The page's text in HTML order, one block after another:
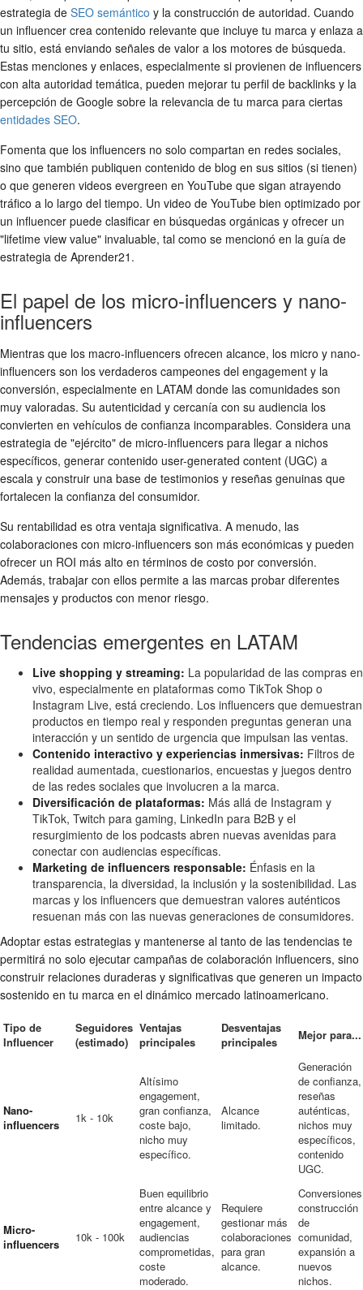
estrategia de SEO semántico y la construcción de autoridad. Cuando
un influencer crea contenido relevante que incluye tu marca y enlaza a
tu sitio, está enviando señales de valor a los motores de búsqueda.
Estas menciones y enlaces, especialmente si provienen de influencers
con alta autoridad temática, pueden mejorar tu perfil de backlinks y la
percepción de Google sobre la relevancia de tu marca para ciertas
entidades SEO.
Fomenta que los influencers no solo compartan en redes sociales,
sino que también publiquen contenido de blog en sus sitios (si tienen)
o que generen videos evergreen en YouTube que sigan atrayendo
tráfico a lo largo del tiempo. Un video de YouTube bien optimizado por
un influencer puede clasificar en búsquedas orgánicas y ofrecer un
"lifetime view value" invaluable, tal como se mencionó en la guía de
estrategia de Aprender21.
El papel de los micro-influencers y nano-
influencers
Mientras que los macro-influencers ofrecen alcance, los micro y nano-
influencers son los verdaderos campeones del engagement y la
conversión, especialmente en LATAM donde las comunidades son
muy valoradas. Su autenticidad y cercanía con su audiencia los
convierten en vehículos de confianza incomparables. Considera una
estrategia de "ejército" de micro-influencers para llegar a nichos
específicos, generar contenido user-generated content (UGC) a
escala y construir una base de testimonios y reseñas genuinas que
fortalecen la confianza del consumidor.
Su rentabilidad es otra ventaja significativa. A menudo, las
colaboraciones con micro-influencers son más económicas y pueden
ofrecer un ROI más alto en términos de costo por conversión.
Además, trabajar con ellos permite a las marcas probar diferentes
mensajes y productos con menor riesgo.
Tendencias emergentes en LATAM
Live shopping y streaming: La popularidad de las compras en
vivo, especialmente en plataformas como TikTok Shop o
Instagram Live, está creciendo. Los influencers que demuestran
productos en tiempo real y responden preguntas generan una
interacción y un sentido de urgencia que impulsan las ventas.
Contenido interactivo y experiencias inmersivas: Filtros de
realidad aumentada, cuestionarios, encuestas y juegos dentro
de las redes sociales que involucren a la marca.
Diversificación de plataformas: Más allá de Instagram y
TikTok, Twitch para gaming, LinkedIn para B2B y el
resurgimiento de los podcasts abren nuevas avenidas para
conectar con audiencias específicas.
Marketing de influencers responsable: Énfasis en la
transparencia, la diversidad, la inclusión y la sostenibilidad. Las
marcas y los influencers que demuestran valores auténticos
resuenan más con las nuevas generaciones de consumidores.
Adoptar estas estrategias y mantenerse al tanto de las tendencias te
permitirá no solo ejecutar campañas de colaboración influencers, sino
construir relaciones duraderas y significativas que generen un impacto
sostenido en tu marca en el dinámico mercado latinoamericano.
Tipo de
Influencer
Seguidores
(estimado)
Ventajas
principales
Desventajas
principales
Mejor para...
Nano-
influencers
1k - 10k
Altísimo
engagement,
gran confianza,
coste bajo,
nicho muy
específico.
Alcance
limitado.
Generación
de confianza,
reseñas
auténticas,
nichos muy
específicos,
contenido
UGC.
Micro-
influencers
10k - 100k
Buen equilibrio
entre alcance y
engagement,
audiencias
comprometidas,
coste
moderado.
Requiere
gestionar más
colaboraciones
para gran
alcance.
construcción
de
comunidad,
expansión a
nuevos
nichos.